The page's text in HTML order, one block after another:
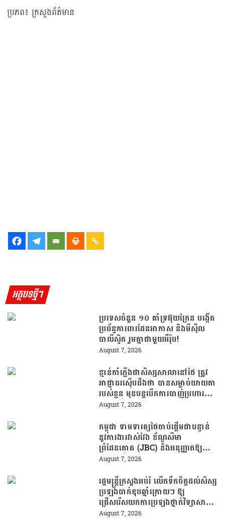
ប្រភព៖ ក្រសួងព័ត៌មាន
អត្ថបទថ្មីៗ
ប្រទេសចំនួន ១០ គាំទ្រអ៊ុយក្រែន បង្កើត
ប្រព័ន្ធការពារដែនអាកាស និងមីស៊ីល
បាលីស្ទិក រួមគ្នាជាមួយអឺរ៉ុប!
August 7, 2026
ខ្មាន់កាំភ្លើងជាសិស្សសាលានៅថៃ ត្រូវ
អាជ្ញាធរស៊ើបដឹងថា បានសម្លាប់យាយតា
របស់ខ្លួន មុនបន្តបើកការបាញ់ប្រហារនៅ
សាលារៀន
August 7, 2026
កម្ពុជា ទាមទារឲ្យថៃចាប់ផ្តើមជាបន្ទាន់
នូវការងារវាស់វែង ខ័ណ្ឌសីមា
ព្រំដែនគោគ (JBC) និងអនុញ្ញាតឱ្យ
ពលរដ្ឋភៀសសឹកវិលទៅលំនៅឋានវិញ
August 7, 2026
រដ្ឋមន្រ្តីក្រសួងអប់រំ លើកទឹកចិត្តដល់សិស្ស
ប្រឡងបាក់ឌុបឆ្នាំក្រោយៗ ឱ្យ
ជ្រើសរើសយកការប្រឡងថ្នាក់វិទ្យាសាស្ត្រ
ដើម្បីឆ្លើយតបទៅនឹងតម្រូវការធនធាន
August 7, 2026